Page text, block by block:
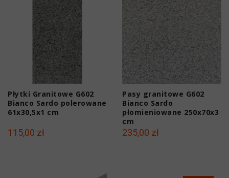
Płytki Granitowe G602
Bianco Sardo polerowane
61x30,5x1 cm
115,00 zł
Pasy granitowe G602
Bianco Sardo
płomieniowane 250x70x3
cm
235,00 zł